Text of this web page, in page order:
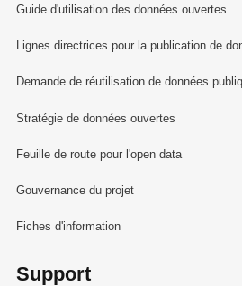
Guide d'utilisation des données ouvertes
Lignes directrices pour la publication de
Demande de réutilisation de données
Stratégie de données ouvertes
Feuille de route pour l'open data
Gouvernance du projet
Fiches d'information
Support